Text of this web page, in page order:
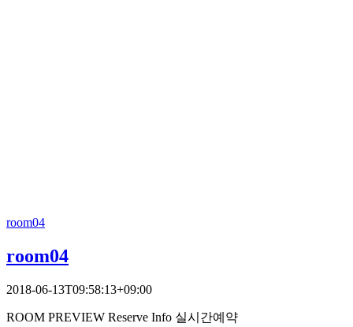
room04
room04
2018-06-13T09:58:13+09:00
ROOM PREVIEW Reserve Info 실시간예약